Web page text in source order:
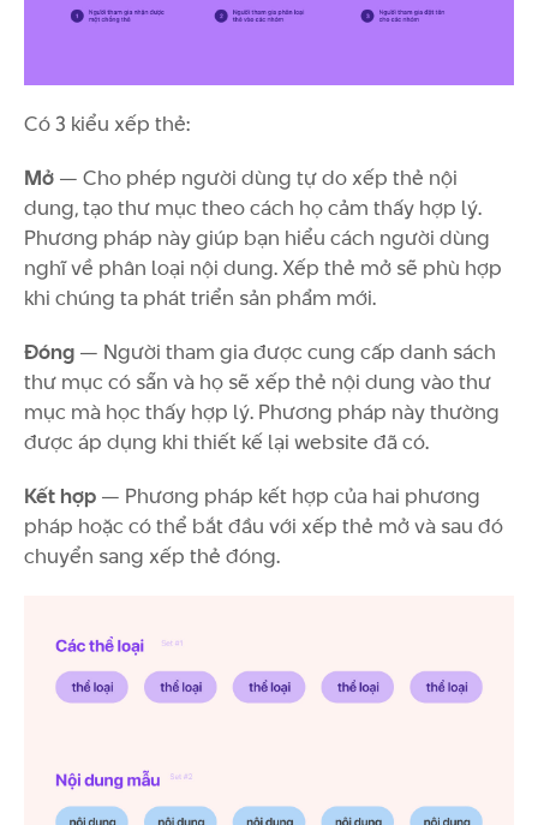
Có 3 kiểu xếp thẻ:
Mở — Cho phép người dùng tự do xếp thẻ nội
dung, tạo thư mục theo cách họ cảm thấy hợp lý.
Phương pháp này giúp bạn hiểu cách người dùng
nghĩ về phân loại nội dung. Xếp thẻ mở sẽ phù hợp
khi chúng ta phát triển sản phẩm mới.
Đóng — Người tham gia được cung cấp danh sách
thư mục có sẵn và họ sẽ xếp thẻ nội dung vào thư
mục mà học thấy hợp lý. Phương pháp này thường
được áp dụng khi thiết kế lại website đã có.
Kết hợp — Phương pháp kết hợp của hai phương
pháp hoặc có thể bắt đầu với xếp thẻ mở và sau đó
chuyển sang xếp thẻ đóng.